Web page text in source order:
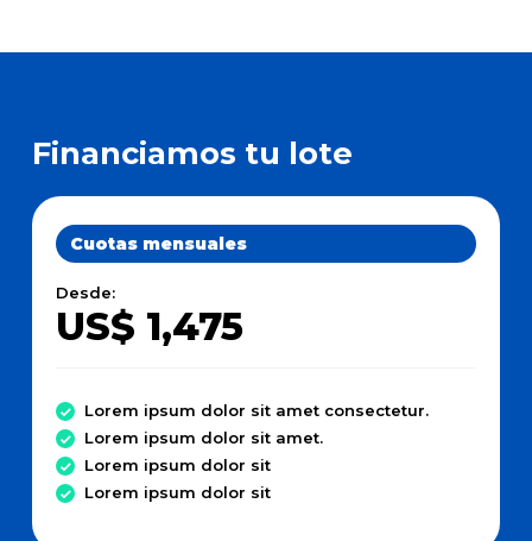
Financiamos tu lote
Cuotas mensuales
Desde:
US$ 1,475
Lorem ipsum dolor sit amet consectetur.
Lorem ipsum dolor sit amet.
Lorem ipsum dolor sit
Lorem ipsum dolor sit